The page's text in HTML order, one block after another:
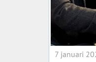
7 januari